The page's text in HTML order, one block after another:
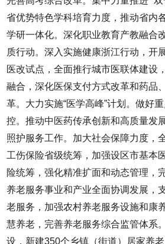
省优势特色学科培育力度，推动省内
学研一体化。深化职业教育产教融合
质行动。深入实施健康浙江行动，开
医改试点，全面推行城市医联体建设
融合，深化医保支付方式改革和药品
革。大力实施“医学高峰”计划。做好
控。推动中医药传承创新和高质量发
照护服务工作。加大社会保障力度，
工伤保险省级统筹，加强设区市基本
险统筹，强化精准扩面和动态管理，
养老服务事业和产业全面协调发展，
老服务，加强农村养老服务设施和康
慧养老，完善养老服务综合监管体系
设，新建350个乡镇（街道）居家养